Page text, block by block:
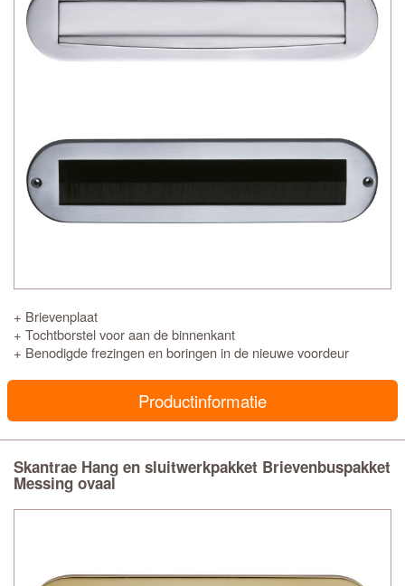
+ Brievenplaat
+ Tochtborstel voor aan de binnenkant
+ Benodigde frezingen en boringen in de nieuwe voordeur
Productinformatie
Skantrae Hang en sluitwerkpakket Brievenbuspakket
Messing ovaal